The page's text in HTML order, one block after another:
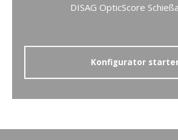
DISAG OpticScore
Konfigurator